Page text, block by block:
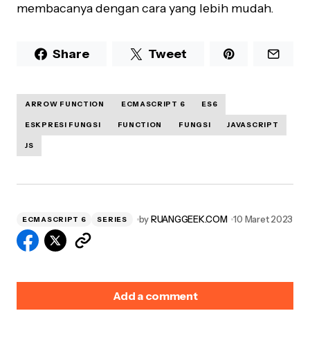
membacanya dengan cara yang lebih mudah.
Share Tweet
ARROW FUNCTION ECMASCRIPT 6 ES6
ESKPRESI FUNGSI FUNCTION FUNGSI JAVASCRIPT
JS
ECMASCRIPT 6 SERIES byRUANGGEEK.COM 10 Maret 2023
Add a comment